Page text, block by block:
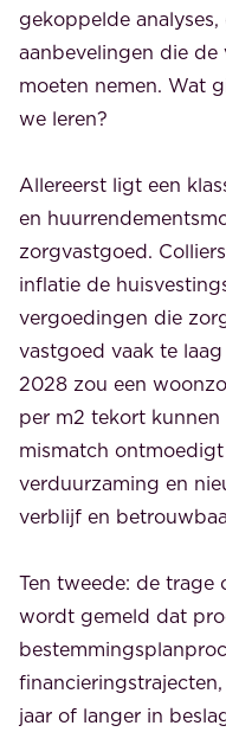
gekoppelde
aanbevelingen die
moeten nemen. Wat
we leren?
Allereerst ligt een
en
zorgvastgoed.
inflatie de
vergoedingen die
vastgoed vaak te
2028 zou een
per m2 tekort
mismatch
verduurzaming en
verblijf en
Ten tweede: de
wordt gemeld dat
jaar of langer in